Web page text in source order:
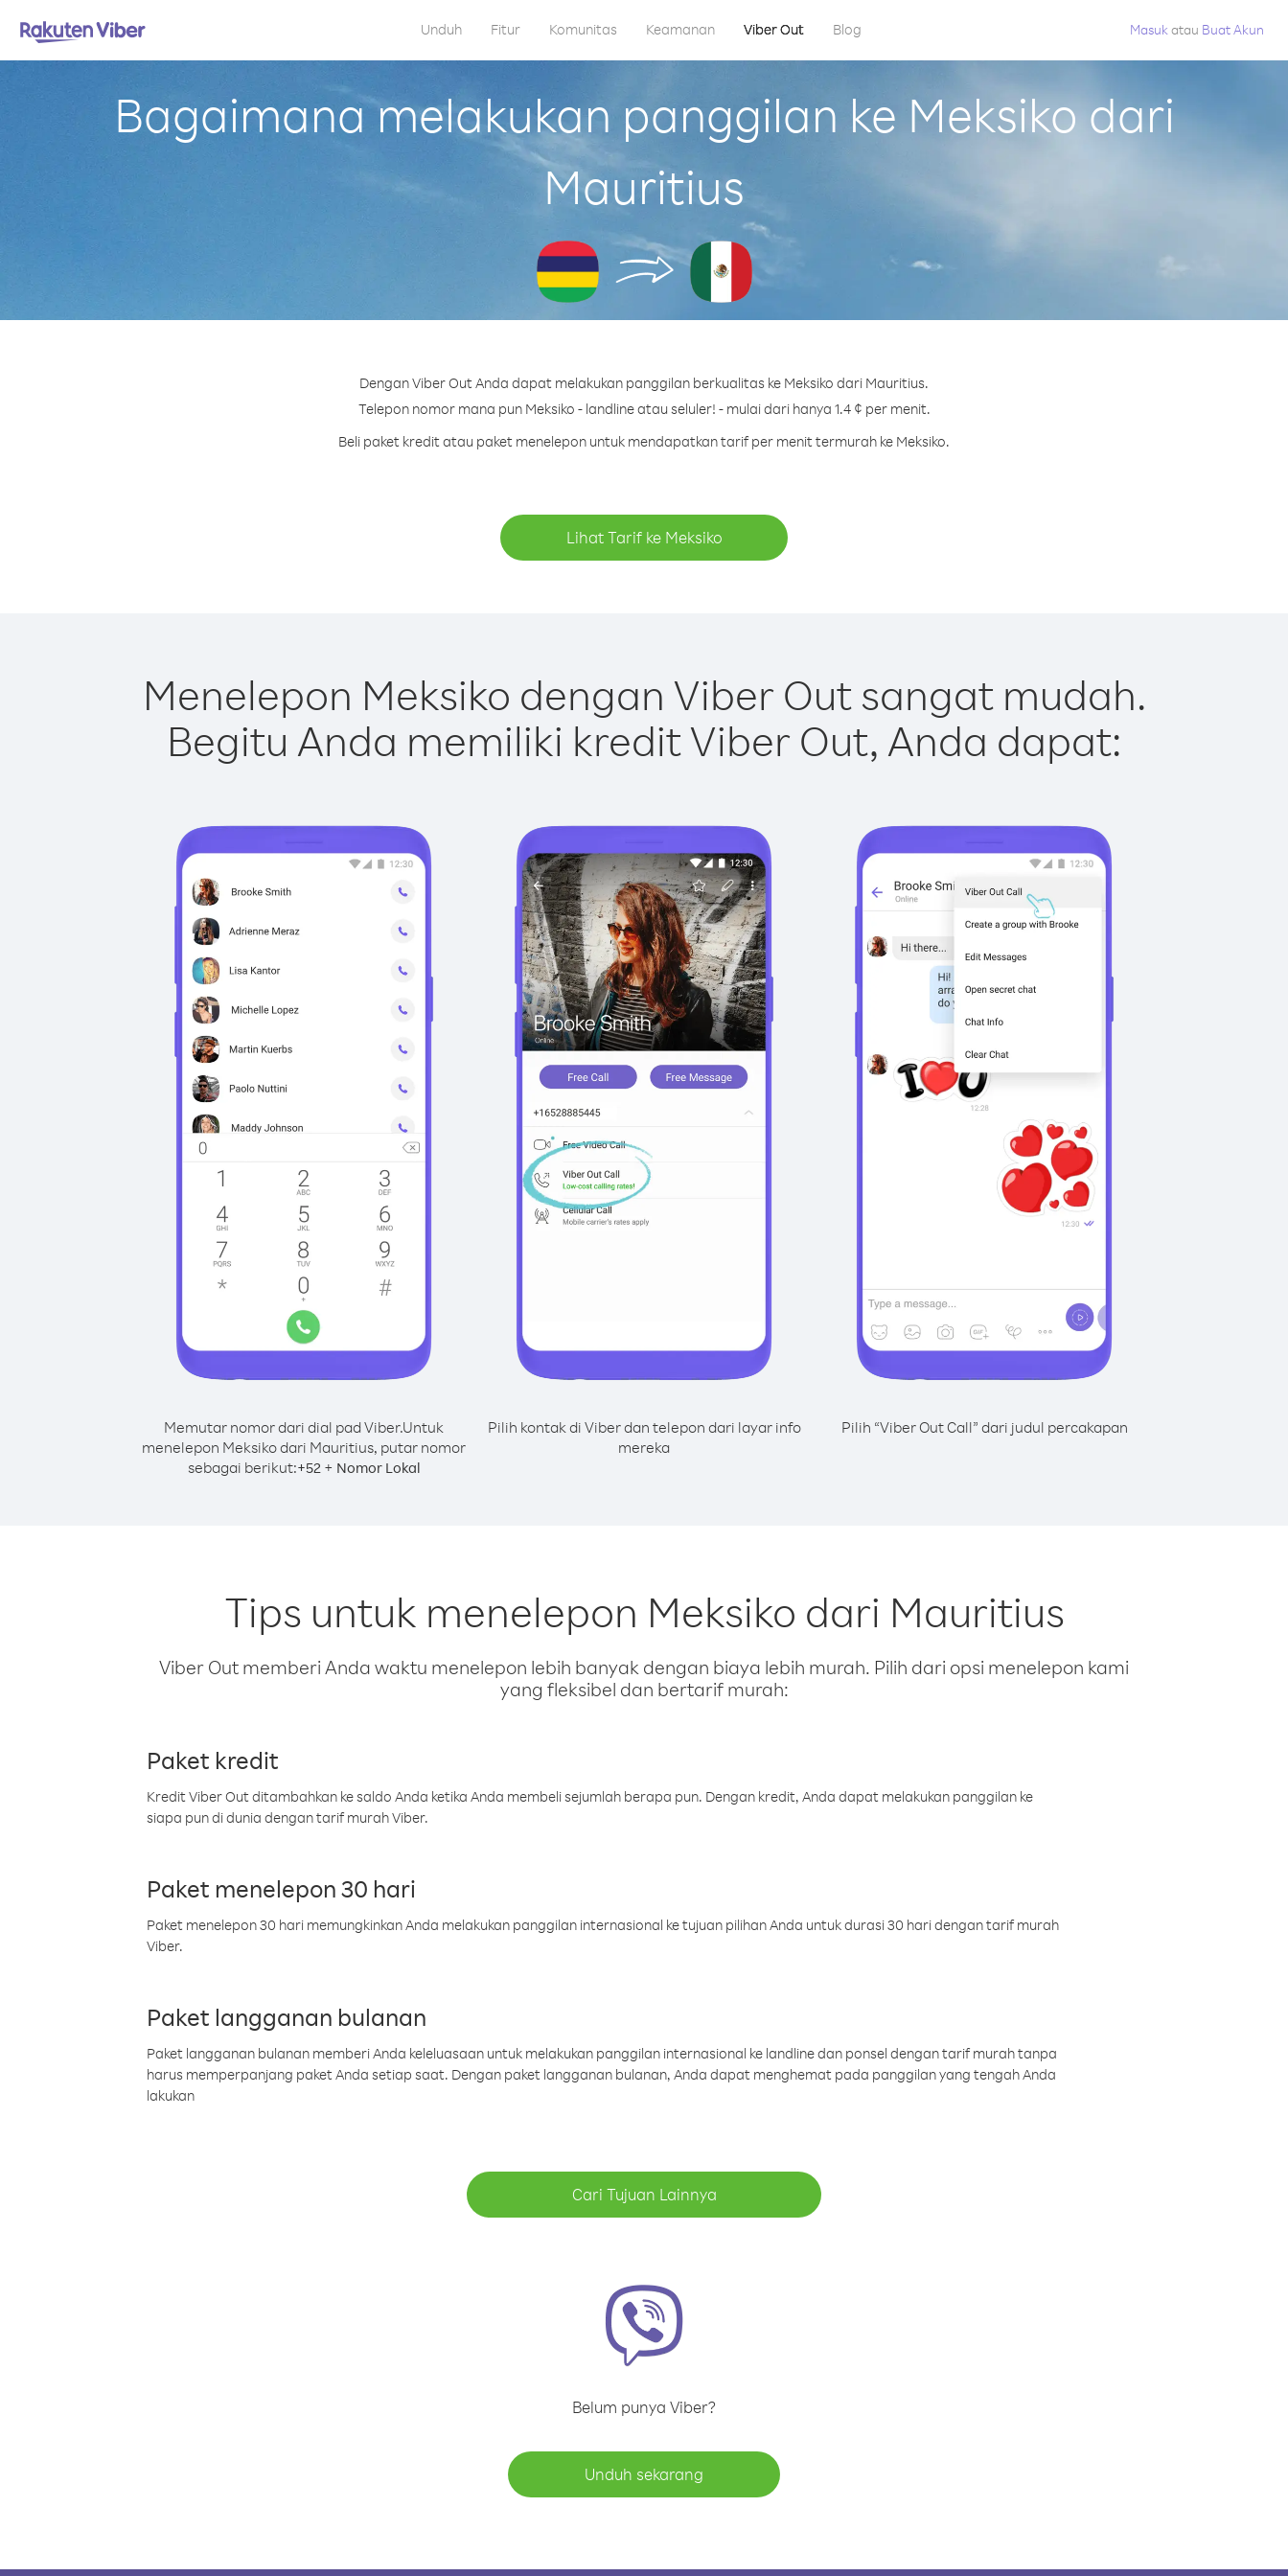
Unduh Fitur Komunitas Keamanan Viber Out Blog Masuk atau Buat Akun
Bagaimana melakukan panggilan ke Meksiko dari
Mauritius
Dengan Viber Out Anda dapat melakukan panggilan berkualitas ke Meksiko dari Mauritius.
Telepon nomor mana pun Meksiko - landline atau seluler! - mulai dari hanya 1.4 ¢ per menit.
Beli paket kredit atau paket menelepon untuk mendapatkan tarif per menit termurah ke Meksiko.
Lihat Tarif ke Meksiko
Menelepon Meksiko dengan Viber Out sangat mudah.
Begitu Anda memiliki kredit Viber Out, Anda dapat:
Memutar nomor dari dial pad Viber.Untuk
menelepon Meksiko dari Mauritius, putar nomor
sebagai berikut:+52+ Nomor Lokal
Pilih kontak di Viber dan telepon dari layar info
mereka
Pilih “Viber Out Call” dari judul percakapan
Tips untuk menelepon Meksiko dari Mauritius
Viber Out memberi Anda waktu menelepon lebih banyak dengan biaya lebih murah. Pilih dari opsi menelepon kami
yang fleksibel dan bertarif murah:
Paket kredit
Kredit Viber Out ditambahkan ke saldo Anda ketika Anda membeli sejumlah berapa pun. Dengan kredit, Anda dapat melakukan panggilan ke
siapa pun di dunia dengan tarif murah Viber.
Paket menelepon 30 hari
Paket menelepon 30 hari memungkinkan Anda melakukan panggilan internasional ke tujuan pilihan Anda untuk durasi 30 hari dengan tarif murah
Viber.
Paket langganan bulanan
Paket langganan bulanan memberi Anda keleluasaan untuk melakukan panggilan internasional ke landline dan ponsel dengan tarif murah tanpa
harus memperpanjang paket Anda setiap saat. Dengan paket langganan bulanan, Anda dapat menghemat pada panggilan yang tengah Anda
lakukan
Cari Tujuan Lainnya
Belum punya Viber?
Unduh sekarang